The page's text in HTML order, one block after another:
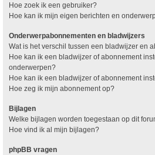
Hoe zoek ik een gebruiker?
Hoe kan ik mijn eigen berichten en
Onderwerpabonnementen en bladwijzers
Wat is het verschil tussen een bladwijzer en
Hoe kan ik een bladwijzer of abonnement
onderwerpen?
Hoe kan ik een bladwijzer of abonnement
Hoe zeg ik mijn abonnement op?
Bijlagen
Welke bijlagen worden toegestaan op dit
Hoe vind ik al mijn bijlagen?
phpBB vragen